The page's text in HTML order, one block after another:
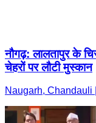
नौगढ़: लालतापुर के
चेहरों पर लौटी मुस्कान
Naugarh, Chandauli